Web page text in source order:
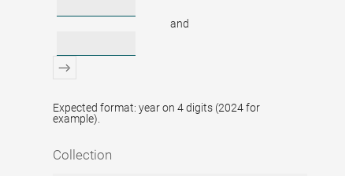
and
Expected format: year on 4 digits (2024 for
example).
Collection